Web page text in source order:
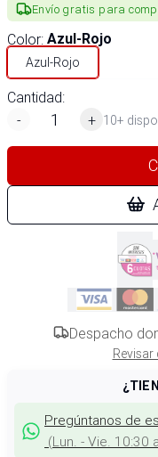
Envío gratis para
Color: Azul-Rojo
Azul-Rojo
Cantidad:
-
+ 10+
Despacho
Pregúntanos de
(Lun. - Vie. 10:30